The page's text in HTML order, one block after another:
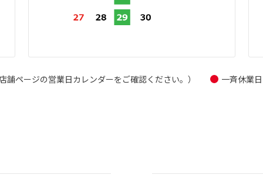
ページの営業日カレンダーをご確認ください。） 一斉休業日